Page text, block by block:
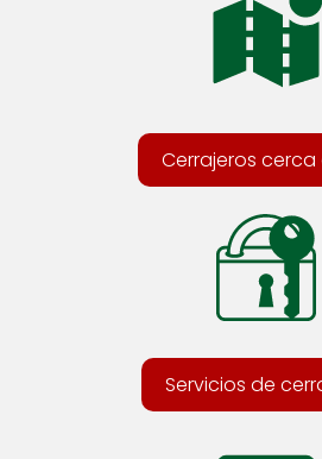
Cerrajeros cerca
Servicios de